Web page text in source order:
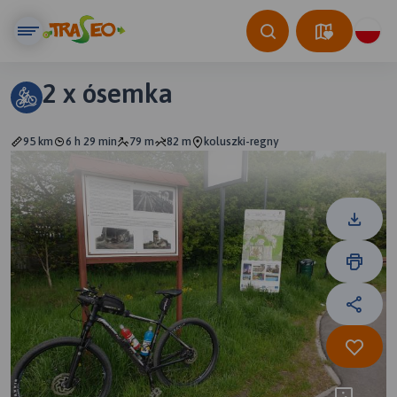
2 x ósemka
95 km 6 h 29 min 79 m 82 m koluszki-regny